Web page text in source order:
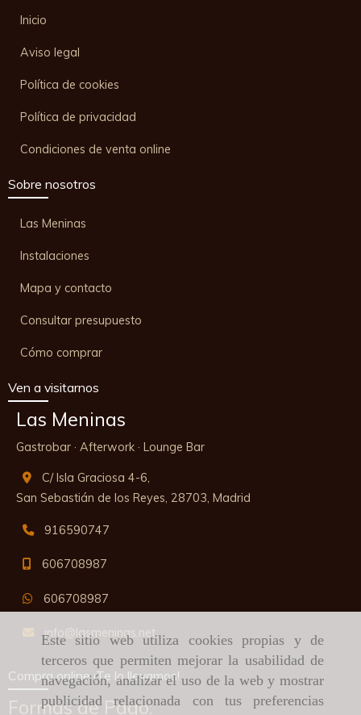
Este sitio web utiliza cookies propias y de
terceros que permiten mejorar la usabilidad de
navegación, analizar el uso de la web y mostrar
publicidad relacionada con tus preferencias
Inicio
Aviso legal
Política de cookies
Política de privacidad
Condiciones de venta online
Sobre nosotros
Las Meninas
Instalaciones
Mapa y contacto
Consultar presupuesto
Cómo comprar
Ven a visitarnos
Las Meninas
Gastrobar · Afterwork · Lounge Bar
C/ Isla Graciosa 4-6,
San Sebastián de los Reyes, 28703, Madrid
916590747
606708987
606708987
info lasmeninas.net
Compra online ¡Te lo llevamos!
Formas de Pago: